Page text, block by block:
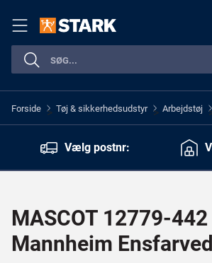
Forside > Tøj & sikkerhedsudstyr > Arbejdstøj
Vælg postnr:
MASCOT 12779-442
Mannheim